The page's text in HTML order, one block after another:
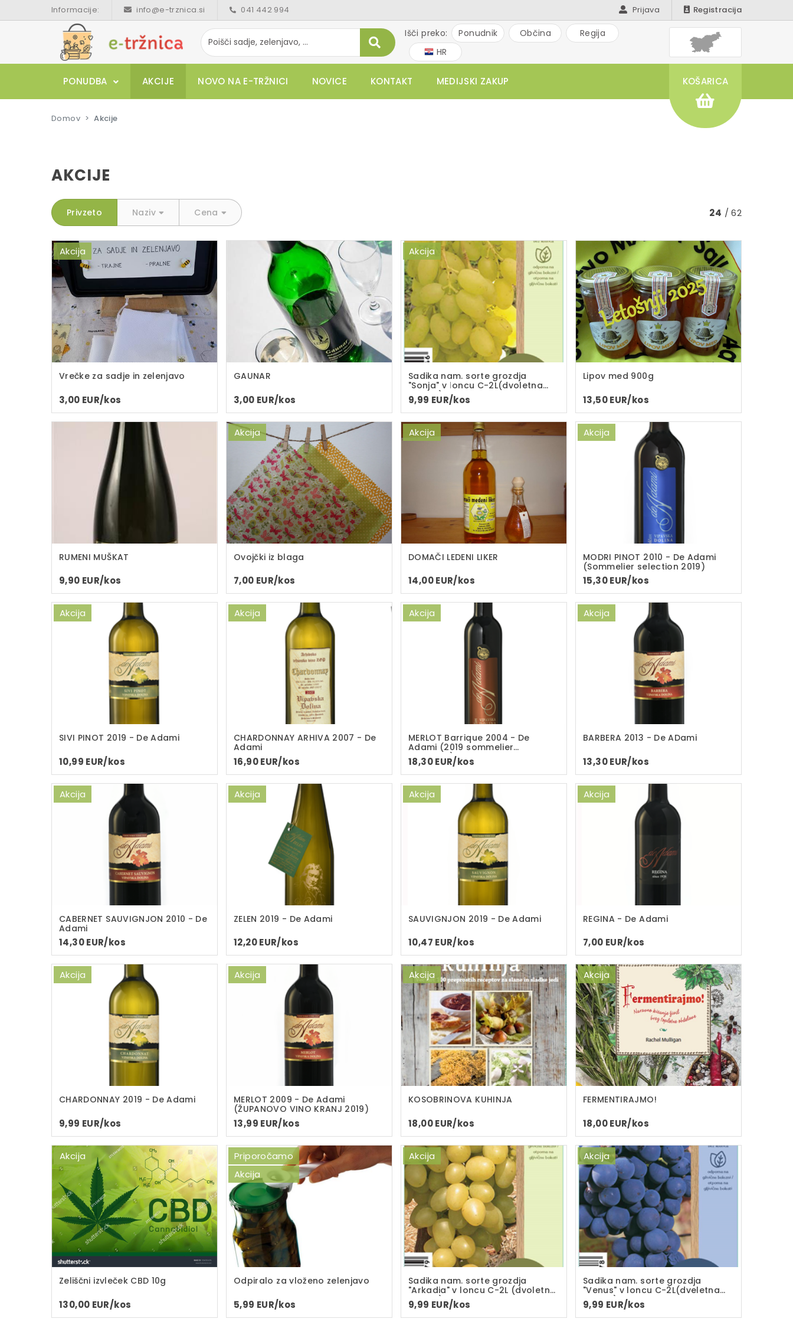
Informacije: info@e-trznica.si 041 442 994 Prijava Registracija
Išči preko: Ponudnik Občina
Regija
HR
PONUDBA AKCIJE NOVO NA E-TRŽNICI NOVICE KONTAKT MEDIJSKI ZAKUP KOŠARICA
Domov Akcije
AKCIJE
Privzeto Naziv Cena 24 / 62
Vrečke za sadje in zelenjavo
3,00 EUR/kos
Akcija
GAUNAR
3,00 EUR/kos
Sadika nam. sorte grozdja
"Sonja" v loncu C-2L(dvoletna
sadika)
9,99 EUR/kos
Akcija
Lipov med 900g
13,50 EUR/kos
RUMENI MUŠKAT
9,90 EUR/kos
Ovojčki iz blaga
7,00 EUR/kos
Akcija
DOMAČI LEDENI LIKER
14,00 EUR/kos
Akcija
MODRI PINOT 2010 - De Adami
(Sommelier selection 2019)
15,30 EUR/kos
Akcija
SIVI PINOT 2019 - De Adami
10,99 EUR/kos
Akcija
CHARDONNAY ARHIVA 2007 - De
Adami
16,90 EUR/kos
Akcija
MERLOT Barrique 2004 - De
Adami (2019 sommelier
selection)
18,30 EUR/kos
Akcija
BARBERA 2013 - De ADami
13,30 EUR/kos
Akcija
CABERNET SAUVIGNJON 2010 - De
Adami
14,30 EUR/kos
Akcija
ZELEN 2019 - De Adami
12,20 EUR/kos
Akcija
SAUVIGNJON 2019 - De Adami
10,47 EUR/kos
Akcija
REGINA - De Adami
7,00 EUR/kos
Akcija
CHARDONNAY 2019 - De Adami
9,99 EUR/kos
Akcija
MERLOT 2009 - De Adami
(ŽUPANOVO VINO KRANJ 2019)
13,99 EUR/kos
Akcija
KOSOBRINOVA KUHINJA
18,00 EUR/kos
Akcija
FERMENTIRAJMO!
18,00 EUR/kos
Akcija
Zeliščni izvleček CBD 10g
130,00 EUR/kos
Akcija
Odpiralo za vloženo zelenjavo
5,99 EUR/kos
Priporočamo
Akcija
Sadika nam. sorte grozdja
"Arkadia" v loncu C-2L (dvoletna
sadika)
9,99 EUR/kos
Akcija
Sadika nam. sorte grozdja
"Venus" v loncu C-2L(dveletna
sadika)
9,99 EUR/kos
Akcija